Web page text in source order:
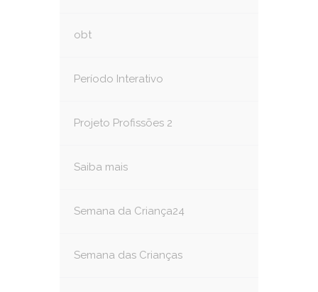
obt
Período Interativo
Projeto Profissões 2
Saiba mais
Semana da Criança24
Semana das Crianças